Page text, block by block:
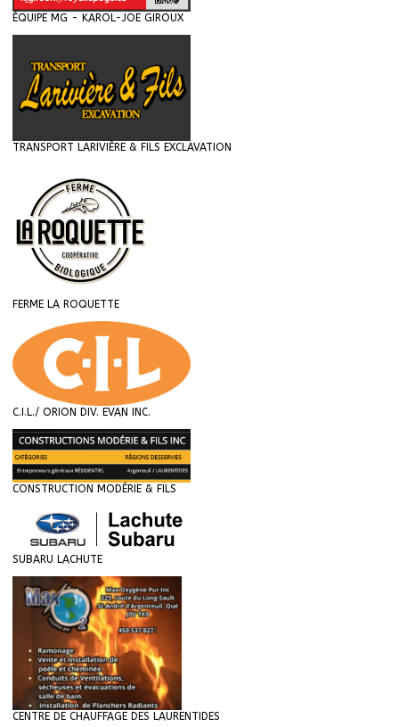
ÉQUIPE MG - KAROL-JOE GIROUX
TRANSPORT LARIVIÈRE & FILS EXCLAVATION
FERME LA ROQUETTE
C.I.L./ ORION DIV. EVAN INC.
CONSTRUCTION MODÉRIE & FILS
SUBARU LACHUTE
CENTRE DE CHAUFFAGE DES LAURENTIDES